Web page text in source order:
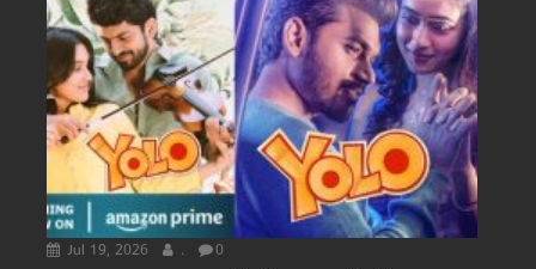
Jul 19, 2026 . 0